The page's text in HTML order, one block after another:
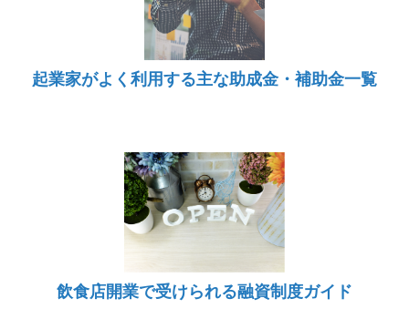
起業家がよく利用する主な助成金・補助金一覧
飲食店開業で受けられる融資制度ガイド